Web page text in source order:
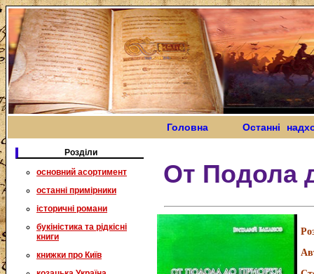
Головна Останні
Розділи
основний асортимент
останні примірники
історичні романи
букіністика та рідкісні
книги
книжки про Київ
От Подола